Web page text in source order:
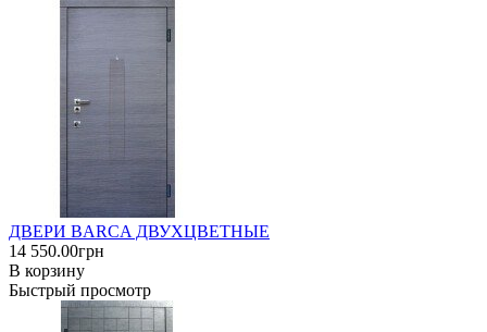
ДВЕРИ BARCA ДВУХЦВЕТНЫЕ
14 550.00грн
В корзину
Быстрый просмотр